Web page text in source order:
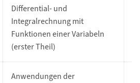
Differential- und
Integralrechnung mit
Funktionen einer Variabeln
(erster Theil)
Anwendungen der